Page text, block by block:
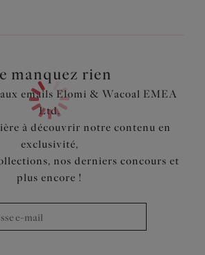
manquez rien
emails Elomi & Wacoal EMEA
Ltd.
à découvrir notre contenu en
exclusivité,
nos derniers concours et
plus encore !